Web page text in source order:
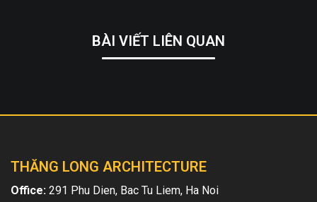
BÀI VIẾT LIÊN QUAN
THĂNG LONG ARCHITECTURE
Office: 291 Phu Dien, Bac Tu Liem, Ha Noi